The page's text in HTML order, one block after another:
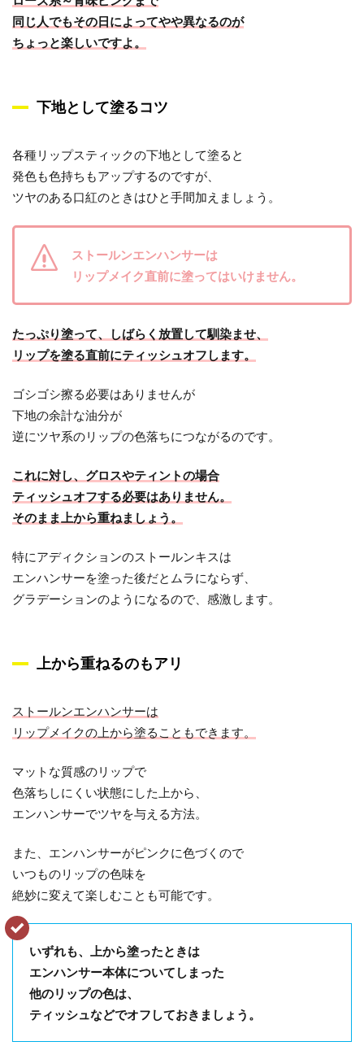
同じ人でもその日によってやや異なるのが
ちょっと楽しいですよ。
下地として塗るコツ
各種リップスティックの下地として塗ると
発色も色持ちもアップするのですが、
ツヤのある口紅のときはひと手間加えましょう。
ストールンエンハンサーは
リップメイク直前に塗ってはいけません。
たっぷり塗って、しばらく放置して馴染ませ、
リップを塗る直前にティッシュオフします。
ゴシゴシ擦る必要はありませんが
下地の余計な油分が
逆にツヤ系のリップの色落ちにつながるのです。
これに対し、グロスやティントの場合
ティッシュオフする必要はありません。
そのまま上から重ねましょう。
特にアディクションのストールンキスは
エンハンサーを塗った後だとムラにならず、
グラデーションのようになるので、感激します。
上から重ねるのもアリ
ストールンエンハンサーは
リップメイクの上から塗ることもできます。
マットな質感のリップで
色落ちしにくい状態にした上から、
エンハンサーでツヤを与える方法。
また、エンハンサーがピンクに色づくので
いつものリップの色味を
絶妙に変えて楽しむことも可能です。
いずれも、上から塗ったときは
エンハンサー本体についてしまった
他のリップの色は、
ティッシュなどでオフしておきましょう。